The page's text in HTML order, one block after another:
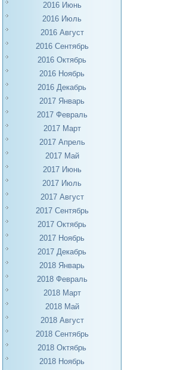
2016 Июнь
2016 Июль
2016 Август
2016 Сентябрь
2016 Октябрь
2016 Ноябрь
2016 Декабрь
2017 Январь
2017 Февраль
2017 Март
2017 Апрель
2017 Май
2017 Июнь
2017 Июль
2017 Август
2017 Сентябрь
2017 Октябрь
2017 Ноябрь
2017 Декабрь
2018 Январь
2018 Февраль
2018 Март
2018 Май
2018 Август
2018 Сентябрь
2018 Октябрь
2018 Ноябрь